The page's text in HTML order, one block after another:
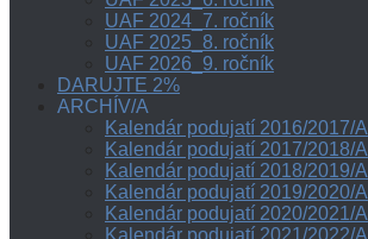
UAF 2024_7. ročník
UAF 2025_8. ročník
UAF 2026_9. ročník
DARUJTE 2%
ARCHÍV/A
Kalendár podujatí 2016/2017/A
Kalendár podujatí 2017/2018/A
Kalendár podujatí 2018/2019/A
Kalendár podujatí 2019/2020/A
Kalendár podujatí 2020/2021/A
Kalendár podujatí 2021/2022/A